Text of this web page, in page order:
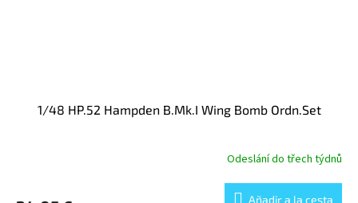
1/48 HP.52 Hampden B.Mk.I Wing Bomb Ordn.Set
Odeslání do třech týdnů
Añadir a la cesta